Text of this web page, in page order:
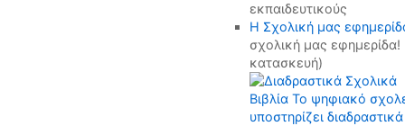
εκπαιδευτικούς
H Σχολική μας
σχολική μας εφημερίδα!
κατασκευή)